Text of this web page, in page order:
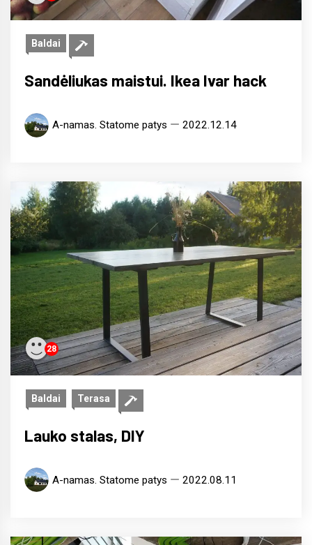
Baldai
Sandėliukas maistui. Ikea Ivar hack
A-namas. Statome patys 2022.12.14
28
Baldai Terasa
Lauko stalas, DIY
A-namas. Statome patys 2022.08.11